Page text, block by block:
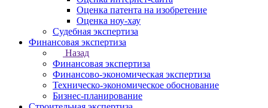
Оценка патента на изобретение
Оценка ноу-хау
Судебная экспертиза
Финансовая экспертиза
Назад
Финансовая экспертиза
Финансово-экономическая экспертиза
Техническо-экономическое обоснование
Бизнес-планирование